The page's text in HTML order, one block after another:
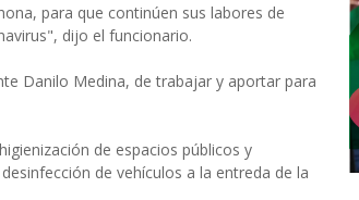
para que continúen sus labores de
dijo el funcionario.
Danilo Medina, de trabajar y aportar para
de espacios públicos y
de vehículos a la entreda de la